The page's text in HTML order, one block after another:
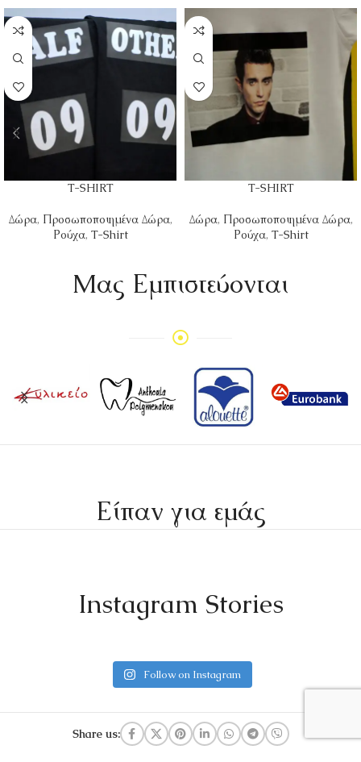
T-SHIRT
Δώρα, Προσωποποιημένα Δώρα,
Ρούχα, T-Shirt
T-SHIRT
Δώρα, Προσωποποιημένα Δώρα,
Ρούχα, T-Shirt
Mας Εμπιστεύονται
Είπαν για εμάς
Instagram Stories
Follow on Instagram
Share us: